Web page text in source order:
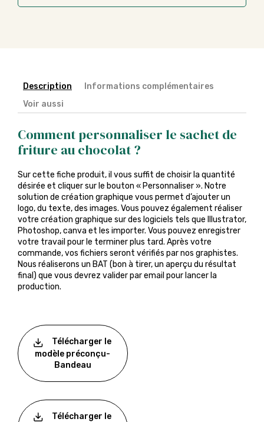
Description
Informations complémentaires
Voir aussi
Comment personnaliser le sachet de
friture au chocolat ?
Sur cette fiche produit, il vous suffit de choisir la quantité
désirée et cliquer sur le bouton « Personnaliser ». Notre
solution de création graphique vous permet d’ajouter un
logo, du texte, des images. Vous pouvez également réaliser
votre création graphique sur des logiciels tels que Illustrator,
Photoshop, canva et les importer. Vous pouvez enregistrer
votre travail pour le terminer plus tard. Après votre
commande, vos fichiers seront vérifiés par nos graphistes.
Nous réaliserons un BAT (bon à tirer, un aperçu du résultat
final) que vous devrez valider par email pour lancer la
production.
Télécharger le
modèle préconçu-
Bandeau
Télécharger le